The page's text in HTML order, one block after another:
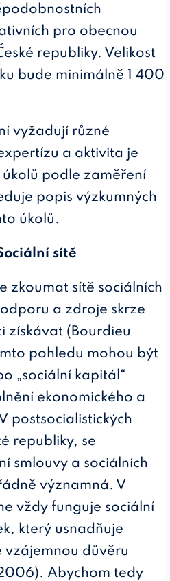
pro obecnou
republiky. Velikost
bude minimálně 1 400
vyžadují různé
a aktivita je
podle zaměření
popis výzkumných
úkolů.
sítě
zkoumat sítě sociálních
a zdroje skrze
získávat (Bourdieu
pohledu mohou být
„sociální kapitál“
ekonomického a
postsocialistických
republiky, se
smlouvy a sociálních
významná. V
vždy funguje sociální
který usnadňuje
vzájemnou důvěru
Abychom tedy